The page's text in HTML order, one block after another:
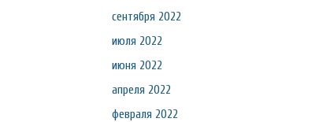
сентября 2022
июля 2022
июня 2022
апреля 2022
февраля 2022